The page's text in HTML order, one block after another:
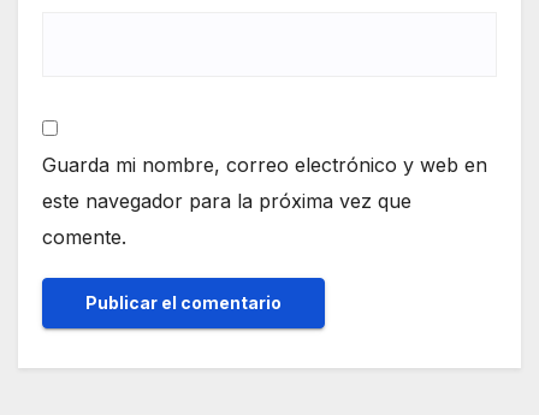
Guarda mi nombre, correo electrónico y web en
este navegador para la próxima vez que
comente.